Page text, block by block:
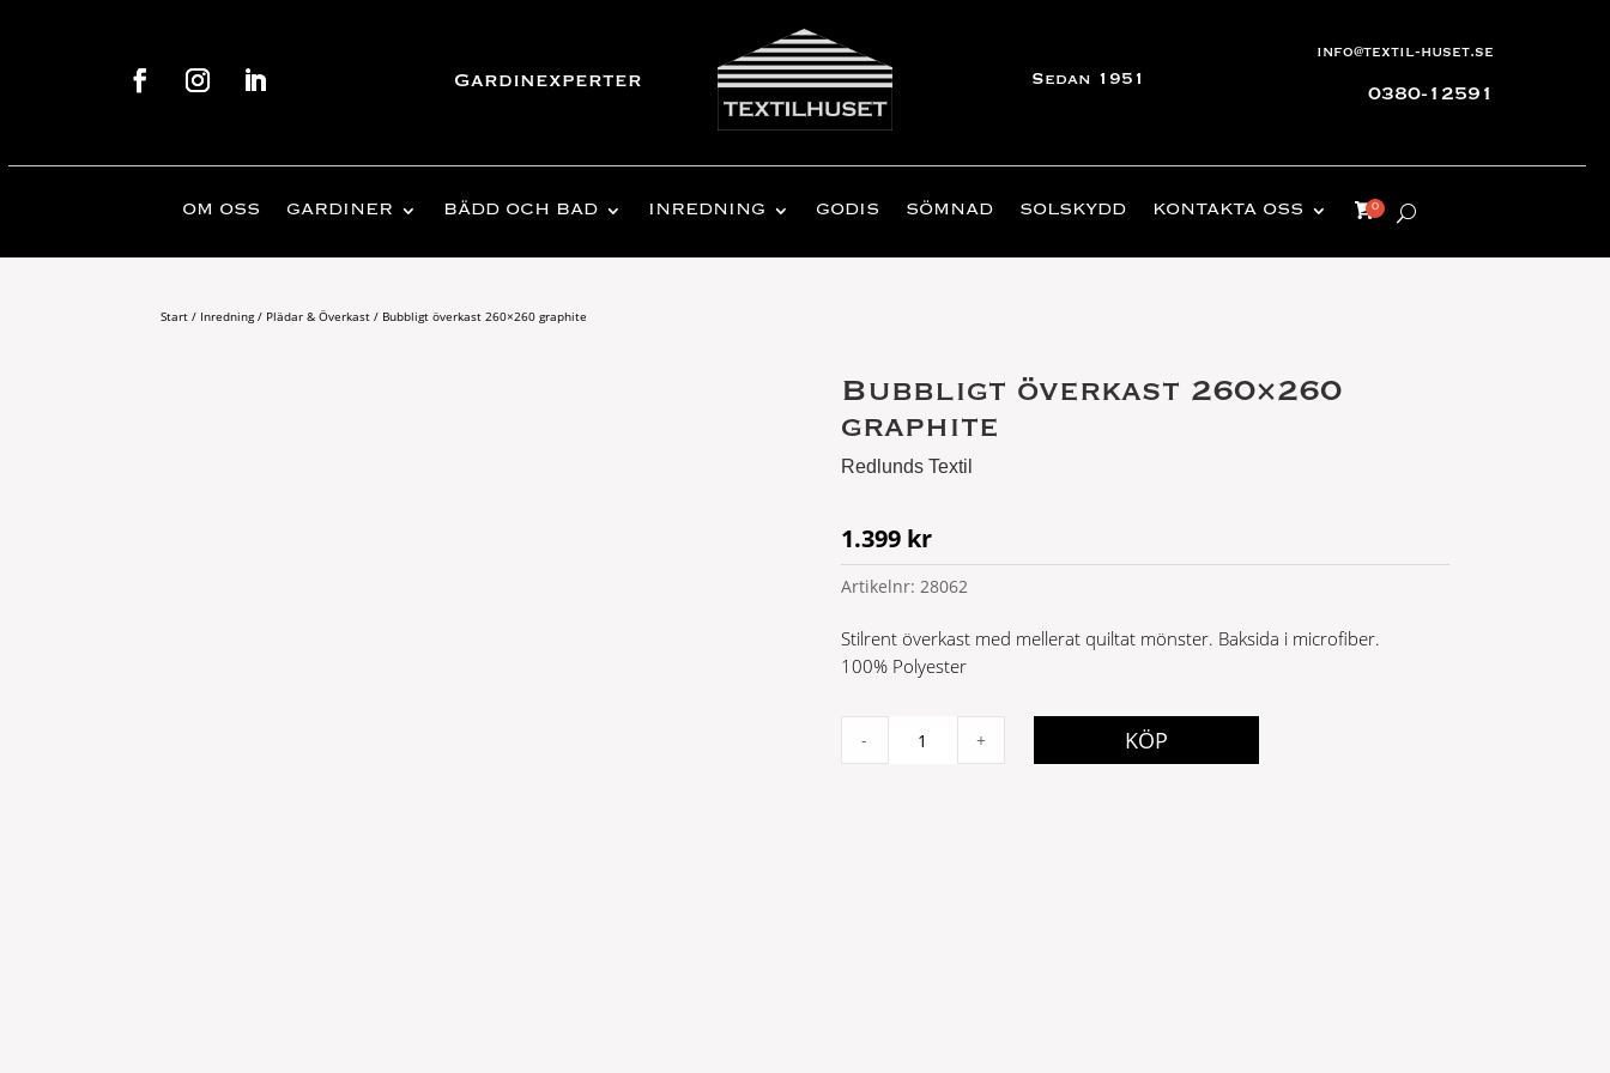
Gardinexperter Sedan 1951
info@textil-huset.se
0380-12591
OM OSS GARDINER BÄDD OCH BAD INREDNING GODIS SÖMNAD SOLSKYDD KONTAKTA OSS
Start / Inredning/ Plädar & Överkast / Bubbligt överkast 260×260 graphite
Bubbligt överkast 260×260
graphite
Redlunds Textil
1.399 kr
Artikelnr: 28062
Stilrent överkast med mellerat quiltat mönster. Baksida i microfiber.
100% Polyester
- + KÖP